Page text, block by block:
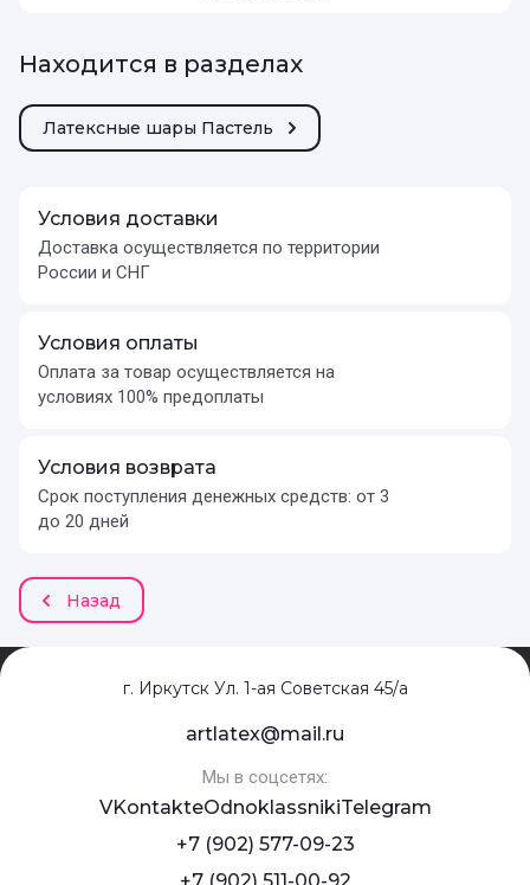
Находится в разделах
Латексные шары Пастель
Условия доставки
Доставка осуществляется по территории
России и СНГ
Условия оплаты
Оплата за товар осуществляется на
условиях 100% предоплаты
Условия возврата
Срок поступления денежных средств: от 3
до 20 дней
Назад
г. Иркутск Ул. 1-ая Советская 45/а
artlatex@mail.ru
Мы в соцсетях:
VKontakteOdnoklassnikiTelegram
+7 (902) 577-09-23